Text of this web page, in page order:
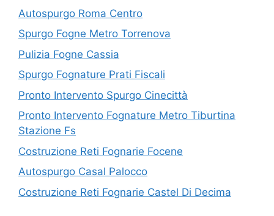
Autospurgo Roma Centro
Spurgo Fogne Metro Torrenova
Pulizia Fogne Cassia
Spurgo Fognature Prati Fiscali
Pronto Intervento Spurgo Cinecittà
Pronto Intervento Fognature Metro Tiburtina
Stazione Fs
Costruzione Reti Fognarie Focene
Autospurgo Casal Palocco
Costruzione Reti Fognarie Castel Di Decima